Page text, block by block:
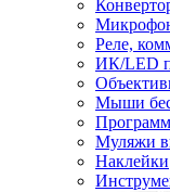
Реле,
ИК/LED
Мыши
Муляжи
Наклейки